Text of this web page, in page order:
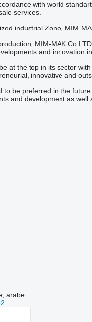
with world
services.
industrial Zone, MIM-
MIM-MAK
and innovation
at the top in its sector
innovative and
to be preferred in the
and development as
arabe